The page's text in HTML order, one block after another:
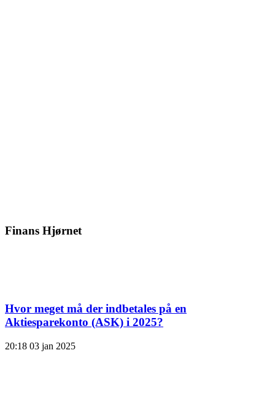
Finans Hjørnet
Hvor meget må der indbetales på en
Aktiesparekonto (ASK) i 2025?
20:18 03 jan 2025